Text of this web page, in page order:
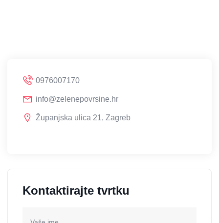
0976007170
info@zelenepovrsine.hr
Županjska ulica 21, Zagreb
Kontaktirajte tvrtku